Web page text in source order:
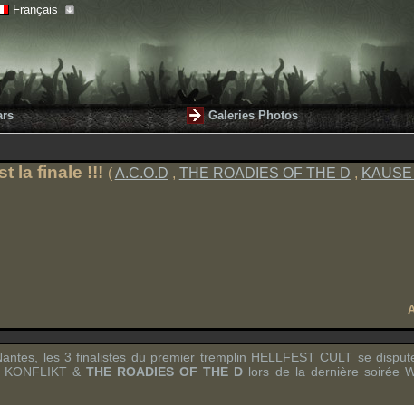
Français
Galeries Photos
la finale !!! (A.C.O.D , THE ROADIES OF THE D ,
les 3 finalistes du premier tremplin HELLFEST CULT se
KONFLIKT&THE ROADIES OF THE D lors de la dernière soirée